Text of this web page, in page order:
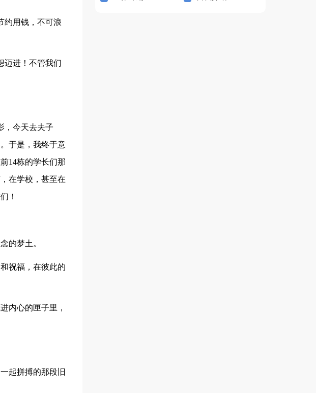
约用钱，不可浪
迈进！不管我们
，今天去夫子
于是，我终于意
14栋的学长们那
在学校，甚至在
！
的梦土。
祝福，在彼此的
内心的匣子里，
起拼搏的那段旧